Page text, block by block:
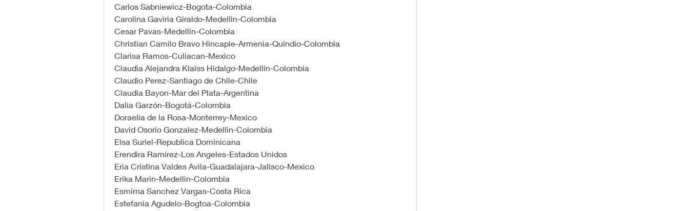
Carlos Sabniewicz-Bogota-Colombia
Carolina Gaviria Giraldo-Medellin-Colombia
Cesar Pavas-Medellin-Colombia
Christian Camilo Bravo Hincapie-Armenia-Quindío-Colombia
Clarisa Ramos-Culiacan-Mexico
Claudia Alejandra Klaiss Hidalgo-Medellin-Colombia
Claudio Perez-Santiago de Chile-Chile
Claudia Bayon-Mar del Plata-Argentina
Dalia Garzón-Bogotá-Colombia
Doraelia de la Rosa-Monterrey-Mexico
David Osorio Gonzalez-Medellin-Colombia
Elsa Suriel-Republica Dominicana
Erendira Ramirez-Los Angeles-Estados Unidos
Eria Cristina Valdes Avila-Guadalajara-Jalisco-Mexico
Erika Marin-Medellin-Colombia
Esmirna Sanchez Vargas-Costa Rica
Estefania Agudelo-Bogtoa-Colombia